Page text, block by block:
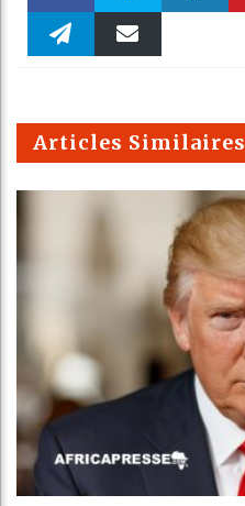
Faceboo Twitter
m
Articles Similaires